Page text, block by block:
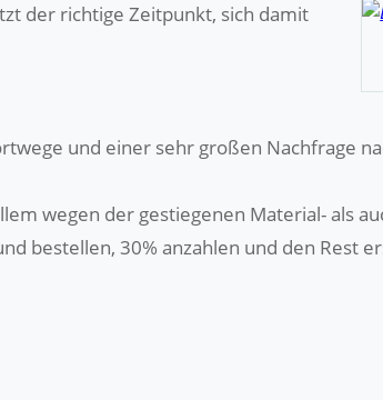
der richtige Zeitpunkt, sich damit
und einer sehr großen Nachfrage
wegen der gestiegenen Material- als
bestellen, 30% anzahlen und den Rest